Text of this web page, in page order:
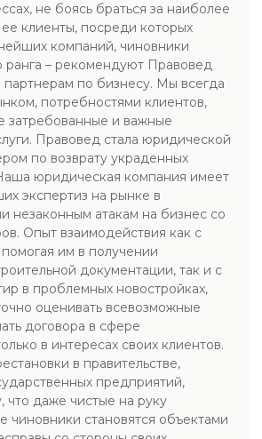
не боясь браться за наиболее
клиенты, посреди которых
компаний, чиновники
ранга – рекомендуют Правовед
партнерам по бизнесу. Мы всегда
потребностями клиентов,
затребованные и важные
Правовед стала юридической
по возврату украденных
юридическая компания имеет
экспертиз на рынке в
незаконным атакам на бизнес со
Опыт взаимодействия как с
им в получении
документации, так и с
в проблемных новостройках,
оценивать всевозможные
договора в сфере
в интересах своих клиентов.
в правительстве,
предприятий,
что даже чистые на руку
чиновники становятся объектами